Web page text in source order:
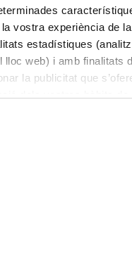
vostra experiència de la
estadístiques
lloc web) i amb finalitats
la publicitat que
de galetes del lloc web
vivienda, participación